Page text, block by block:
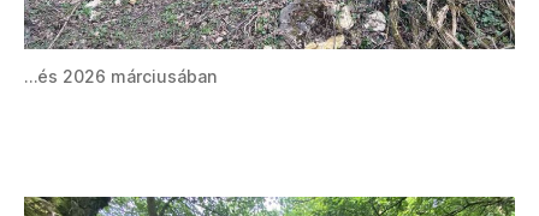
…és 2026 márciusában